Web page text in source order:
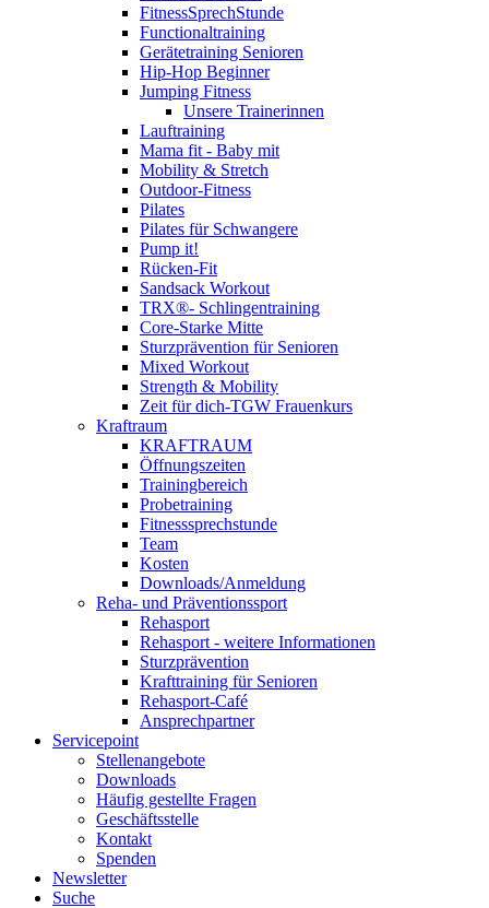
FitnessSprechStunde
Functionaltraining
Gerätetraining Senioren
Hip-Hop Beginner
Jumping Fitness
Unsere Trainerinnen
Lauftraining
Mama fit - Baby mit
Mobility & Stretch
Outdoor-Fitness
Pilates
Pilates für Schwangere
Pump it!
Rücken-Fit
Sandsack Workout
TRX®- Schlingentraining
Core-Starke Mitte
Sturzprävention für Senioren
Mixed Workout
Strength & Mobility
Zeit für dich-TGW Frauenkurs
Kraftraum
KRAFTRAUM
Öffnungszeiten
Trainingbereich
Probetraining
Fitnesssprechstunde
Team
Kosten
Downloads/Anmeldung
Reha- und Präventionssport
Rehasport
Rehasport - weitere Informationen
Sturzprävention
Krafttraining für Senioren
Rehasport-Café
Ansprechpartner
Servicepoint
Stellenangebote
Downloads
Häufig gestellte Fragen
Geschäftsstelle
Kontakt
Spenden
Newsletter
Suche